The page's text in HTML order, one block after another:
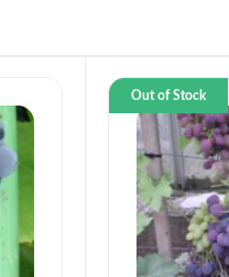
Out of Stock